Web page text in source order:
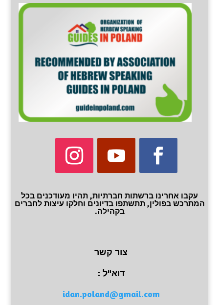
עקבו אחרינו ברשתות חברתיות, תהיו מעודכנים בכל
המתרכש בפולין, תתשתפו בדיונים וחלקו עיצות לחברים
בקהילה.
צור קשר
דוא"ל :
idan.poland@gmail.com